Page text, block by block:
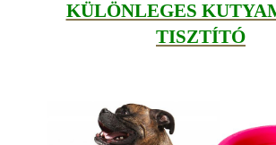
KÜLÖNLEGES
TISZTÍTÓ